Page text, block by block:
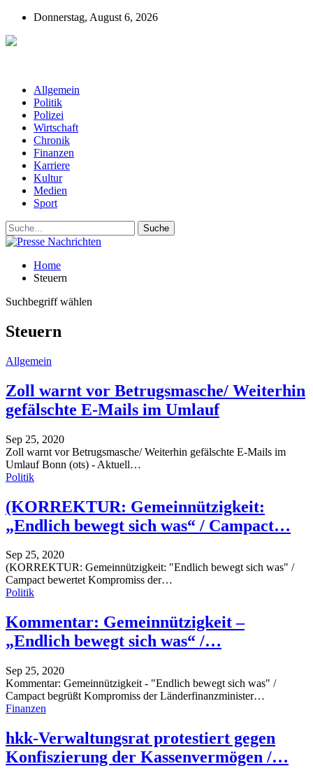
Donnerstag, August 6, 2026
Allgemein
Politik
Polizei
Wirtschaft
Chronik
Finanzen
Karriere
Kultur
Medien
Sport
Home
Steuern
Suchbegriff wählen
Steuern
Allgemein
Zoll warnt vor Betrugsmasche/ Weiterhin
gefälschte E-Mails im Umlauf
Sep 25, 2020
Zoll warnt vor Betrugsmasche/ Weiterhin gefälschte E-Mails im
UmlaufBonn (ots) - Aktuell…
Politik
(KORREKTUR: Gemeinnützigkeit:
„Endlich bewegt sich was“ / Campact…
Sep 25, 2020
(KORREKTUR: Gemeinnützigkeit: "Endlich bewegt sich was" /
Campact bewertet Kompromiss der…
Politik
Kommentar: Gemeinnützigkeit –
„Endlich bewegt sich was“ /…
Sep 25, 2020
Kommentar: Gemeinnützigkeit - "Endlich bewegt sich was" /
Campact begrüßt Kompromiss der Länderfinanzminister…
Finanzen
hkk-Verwaltungsrat protestiert gegen
Konfiszierung der Kassenvermögen /…